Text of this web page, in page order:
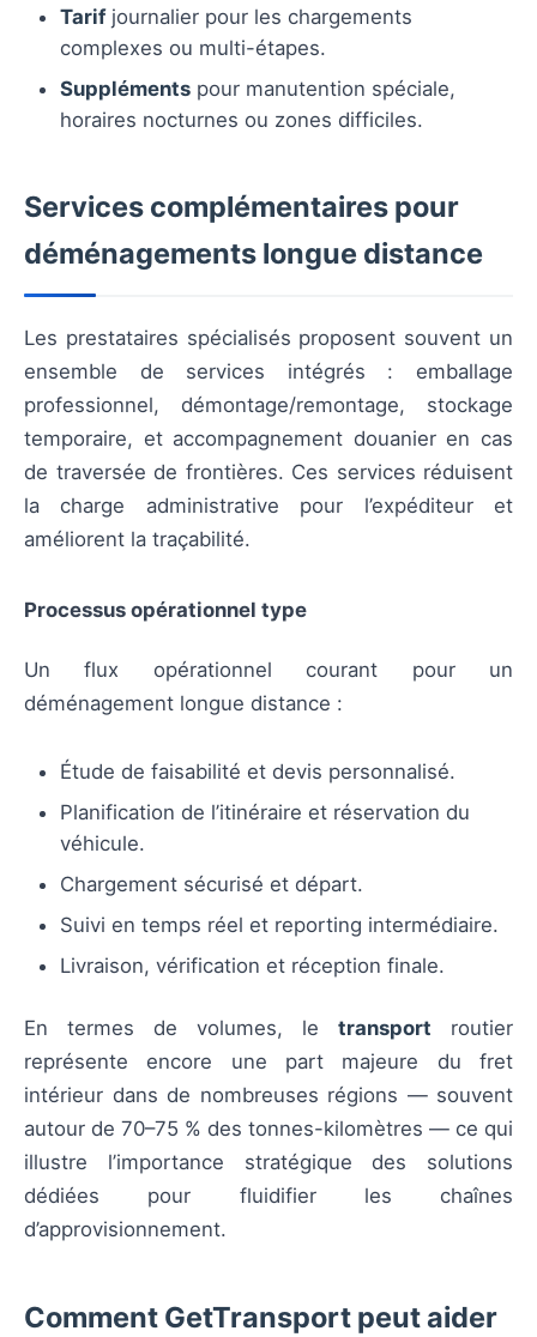
Tarifjournalier pour les chargements
complexes ou multi-étapes.
Suppléments pour manutention spéciale,
horaires nocturnes ou zones difficiles.
Services complémentaires pour
déménagements longue distance
Les prestataires spécialisés proposent souvent un
ensemble de services intégrés : emballage
professionnel, démontage/remontage, stockage
temporaire, et accompagnement douanier en cas
de traversée de frontières. Ces services réduisent
la charge administrative pour l’expéditeur et
améliorent la traçabilité.
Processus opérationnel type
Un flux opérationnel courant pour un
déménagement longue distance :
Étude de faisabilité et devis personnalisé.
Planification de l’itinéraire et réservation du
véhicule.
Chargement sécurisé et départ.
Suivi en temps réel et reporting intermédiaire.
Livraison, vérification et réception finale.
En termes de volumes, le transport routier
représente encore une part majeure du fret
intérieur dans de nombreuses régions — souvent
autour de 70–75 % des tonnes-kilomètres — ce qui
illustre l’importance stratégique des solutions
dédiées pour fluidifier les chaînes
d’approvisionnement.
Comment GetTransport peut aider